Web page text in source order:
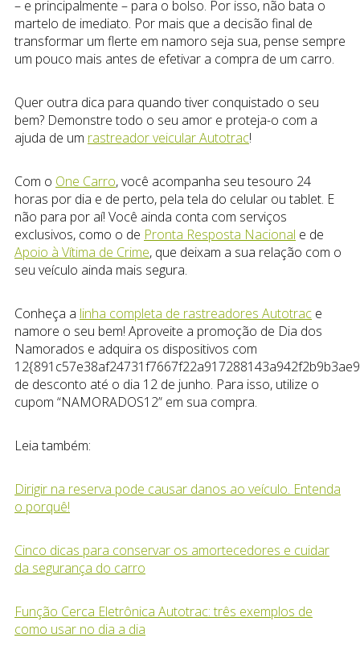
– e principalmente – para o bolso. Por isso, não bata o
martelo de imediato. Por mais que a decisão final de
transformar um flerte em namoro seja sua, pense sempre
um pouco mais antes de efetivar a compra de um carro.
Quer outra dica para quando tiver conquistado o seu
bem? Demonstre todo o seu amor e proteja-o com a
ajuda de um rastreador veicular Autotrac!
Com o One Carro, você acompanha seu tesouro 24
horas por dia e de perto, pela tela do celular ou tablet. E
não para por aí! Você ainda conta com serviços
exclusivos, como o de Pronta Resposta Nacional e de
Apoio à Vítima de Crime, que deixam a sua relação com o
seu veículo ainda mais segura.
Conheça a linha completa de rastreadores Autotrac e
namore o seu bem! Aproveite a promoção de Dia dos
Namorados e adquira os dispositivos com
de desconto até o dia 12 de junho. Para isso, utilize o
cupom “NAMORADOS12” em sua compra.
Leia também:
Dirigir na reserva pode causar danos ao veículo. Entenda
o porquê!
Cinco dicas para conservar os amortecedores e cuidar
da segurança do carro
Função Cerca Eletrônica Autotrac: três exemplos de
como usar no dia a dia